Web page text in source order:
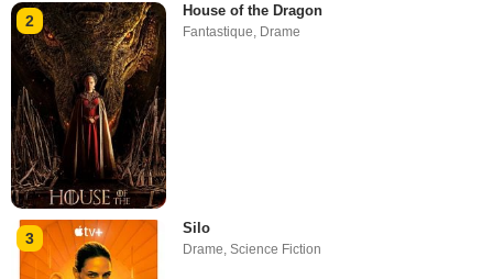
2
House of the Dragon
Fantastique Drame
3
Silo
Drame,Science Fiction